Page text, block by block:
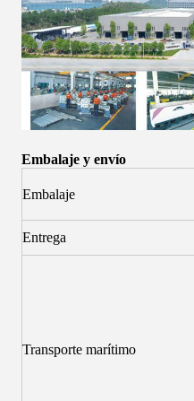
Embalaje y envío
Embalaje
Entrega
Transporte marítimo